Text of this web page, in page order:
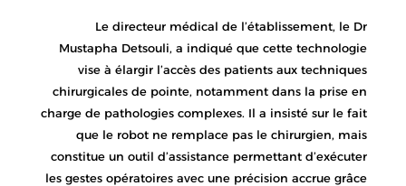
Le directeur médical de l’établissement, le Dr
Mustapha Detsouli, a indiqué que cette technologie
vise à élargir l’accès des patients aux techniques
chirurgicales de pointe, notamment dans la prise en
charge de pathologies complexes. Il a insisté sur le fait
que le robot ne remplace pas le chirurgien, mais
constitue un outil d’assistance permettant d’exécuter
les gestes opératoires avec une précision accrue grâce